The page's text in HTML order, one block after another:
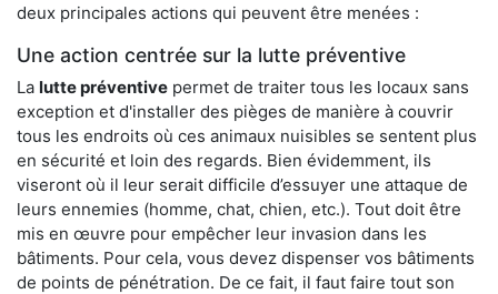
deux principales actions qui peuvent être menées :
Une action centrée sur la lutte préventive
La lutte préventive permet de traiter tous les locaux sans
exception et d'installer des pièges de manière à couvrir
tous les endroits où ces animaux nuisibles se sentent plus
en sécurité et loin des regards. Bien évidemment, ils
viseront où il leur serait difficile d’essuyer une attaque de
leurs ennemies (homme, chat, chien, etc.). Tout doit être
mis en œuvre pour empêcher leur invasion dans les
bâtiments. Pour cela, vous devez dispenser vos bâtiments
de points de pénétration. De ce fait, il faut faire tout son